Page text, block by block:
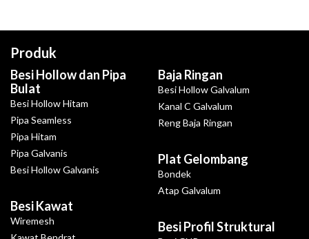
Produk
Besi Hollow dan Pipa
Bulat
Besi Hollow Hitam
Pipa Seamless
Pipa Hitam
Pipa Galvanis
Besi Hollow Galvanis
Besi Kawat
Wiremesh
Baja Ringan
Besi Hollow Galvalum
Kanal C Galvalum
Reng Baja Ringan
Plat Gelombang
Bondek
Atap Galvalum
Besi Profil Struktural